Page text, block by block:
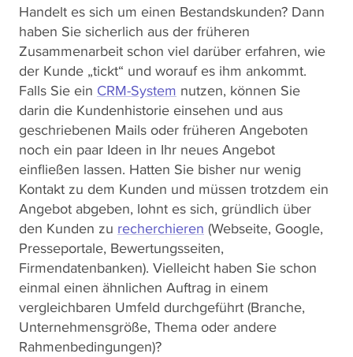
Handelt es sich um einen Bestandskunden? Dann
haben Sie sicherlich aus der früheren
Zusammenarbeit schon viel darüber erfahren, wie
der Kunde „tickt“ und worauf es ihm ankommt.
Falls Sie ein CRM-System nutzen, können Sie
darin die Kundenhistorie einsehen und aus
geschriebenen Mails oder früheren Angeboten
noch ein paar Ideen in Ihr neues Angebot
einfließen lassen. Hatten Sie bisher nur wenig
Kontakt zu dem Kunden und müssen trotzdem ein
Angebot abgeben, lohnt es sich, gründlich über
den Kunden zu recherchieren (Webseite, Google,
Presseportale, Bewertungsseiten,
Firmendatenbanken). Vielleicht haben Sie schon
einmal einen ähnlichen Auftrag in einem
vergleichbaren Umfeld durchgeführt (Branche,
Unternehmensgröße, Thema oder andere
Rahmenbedingungen)?